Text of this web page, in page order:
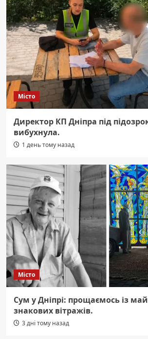
Місто
Директор КП Дніпра під
вибухнула.
1 день тому назад
Місто
Сум у Дніпрі: прощаємось із
знакових вітражів.
3 дні тому назад